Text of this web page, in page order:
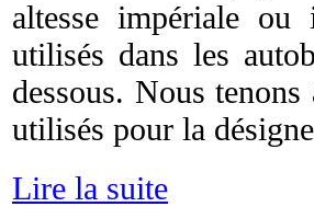
altesse impériale ou
utilisés dans les
dessous. Nous
utilisés pour la
Lire la suite